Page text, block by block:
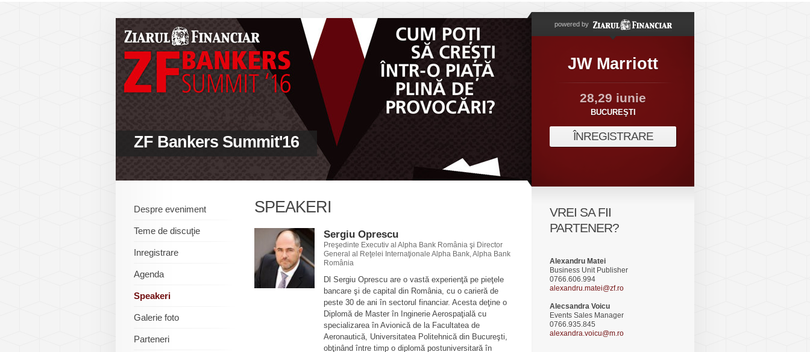
ZF Bankers Summit'16
powered by
JW Marriott
28,29 iunie
BUCUREŞTI
ÎNREGISTRARE
Despre eveniment
Teme de discuţie
Inregistrare
Agenda
Speakeri
Galerie foto
Parteneri
SPEAKERI
Sergiu Oprescu
Preşedinte Executiv al Alpha Bank România şi Director
General al Reţelei Internaţionale Alpha Bank, Alpha Bank
România
Dl Sergiu Oprescu are o vastă experienţă pe pieţele
bancare şi de capital din România, cu o carieră de
peste 30 de ani în sectorul financiar. Acesta deţine o
Diplomă de Master în Inginerie Aerospaţială cu
specializarea în Avionică de la Facultatea de
Aeronautică, Universitatea Politehnică din Bucureşti,
obţinând între timp o diplomă postuniversitară în
VREI SA FII
PARTENER?
Alexandru Matei
Business Unit Publisher
0766.606.994
alexandru.matei@zf.ro
Alecsandra Voicu
Events Sales Manager
0766.935.845
alexandra.voicu@m.ro